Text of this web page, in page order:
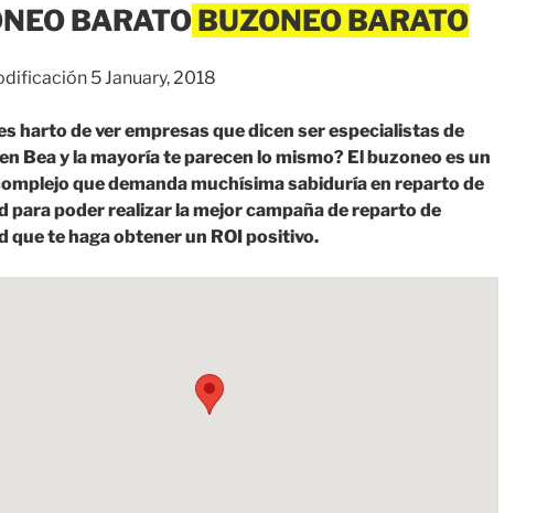
BARATO
5 January, 2018
harto de ver empresas que dicen ser especialistas de
Bea y la mayoría te parecen lo mismo? El buzoneo es un
que demanda muchísima sabiduría en reparto de
para poder realizar la mejor campaña de reparto de
que te haga obtener un ROI positivo.